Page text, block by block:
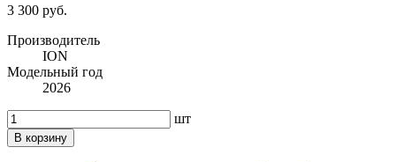
3 300 руб.
Производитель
ION
Модельный год
2026
шт
В корзину